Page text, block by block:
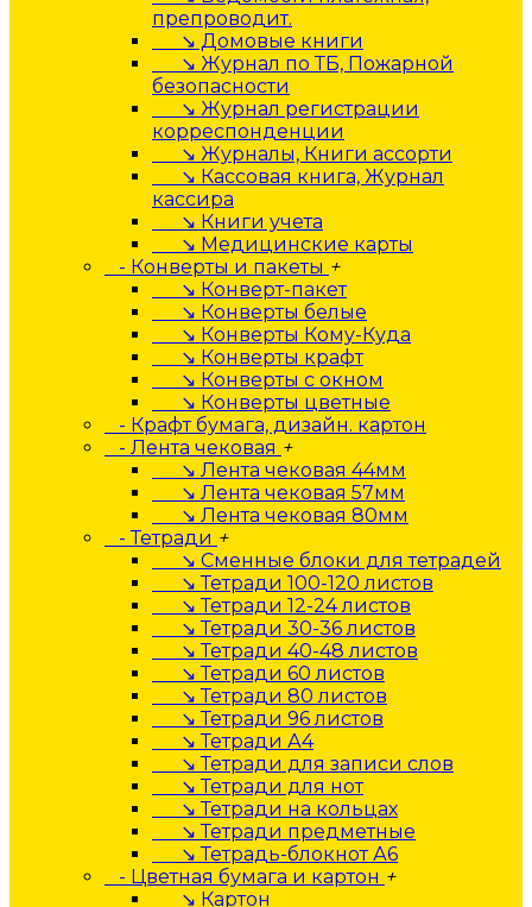
препроводит.
↘ Домовые книги
↘ Журнал по ТБ, Пожарной
безопасности
↘ Журнал регистрации
корреспонденции
↘ Журналы, Книги ассорти
↘ Кассовая книга, Журнал
кассира
↘ Книги учета
↘ Медицинские карты
- Конверты и пакеты +
↘ Конверт-пакет
↘ Конверты белые
↘ Конверты Кому-Куда
↘ Конверты крафт
↘ Конверты с окном
↘ Конверты цветные
- Крафт бумага, дизайн. картон
- Лента чековая +
↘ Лента чековая 44мм
↘ Лента чековая 57мм
↘ Лента чековая 80мм
- Тетради +
↘ Сменные блоки для тетрадей
↘ Тетради 100-120 листов
↘ Тетради 12-24 листов
↘ Тетради 30-36 листов
↘ Тетради 40-48 листов
↘ Тетради 60 листов
↘ Тетради 80 листов
↘ Тетради 96 листов
↘ Тетради А4
↘ Тетради для записи слов
↘ Тетради для нот
↘ Тетради на кольцах
↘ Тетради предметные
↘ Тетрадь-блокнот А6
- Цветная бумага и картон +
↘ Картон